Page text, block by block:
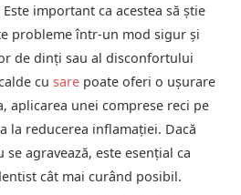
important ca acestea să știe
probleme într-un mod sigur și
de dinți sau al disconfortului
cu sare poate oferi o ușurare
aplicarea unei comprese reci pe
la reducerea inflamației. Dacă
agravează, este esențial ca
cât mai curând posibil.